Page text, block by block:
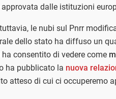
dalle istituzioni
le nubi sul Pnrr
dello stato ha diffuso un
consentito di vedere come
ha pubblicato la nuova
atteso di cui ci occuperemo